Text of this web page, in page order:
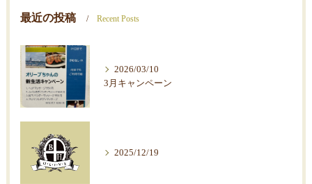
最近の投稿 Recent Posts
2026/03/10
3月キャンペーン
2025/12/19